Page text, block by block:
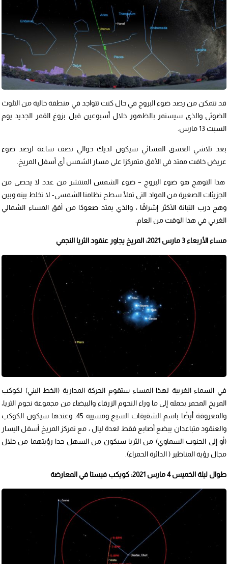
قد تتمكن من رصد ضوء البروج في حال كنت تتواجد في منطقة خالية من التلوث
الضوئي والذي سيستمر بالظهور خلال أسبوعين قبل بزوغ القمر الجديد يوم
السبت 13 مارس.
بعد تلاشي الغسق المسائي سيكون لديك حوالي نصف ساعة لرصد ضوء
عريض خافت ممتد في الأفق متمركزا على مسار الشمس أي أسفل المريخ.
هذا التوهج هو ضوء البروج – ضوء الشمس المنتشر من عدد لا يحصى من
الجزيئات الصغيرة من المواد التي تملأ سطح نظامنا الشمسي- لا تخلط بينه وبين
وهج درب التبانة الأكثر إشراقًا ، والذي يمتد صعودًا من أفق المساء الشمالي
الغربي في هذا الوقت من العام.
مساء الأربعاء 3 مارس 2021: المريخ يجاور عنقود الثريا النجمي
في السماء الغربية لهذا المساء ستقوم الحركة المدارية (الخط البني) لكوكب
المريخ المحمر بحمله إلى ما وراء النجوم الزرقاء والبيضاء من مجموعة نجوم الثريا،
والمعروفة أيضًا باسم الشقيقات السبع ومسييه 45. وعندها سيكون الكوكب
والعنقود متباعدان ببضع أصابع فقط لعدة ليال ، مع تمركز المريخ أسفل اليسار
(أو إلى الجنوب السماوي) من الثريا سيكون من السهل جدا رؤيتهما من خلال
مجال رؤية المناظير ( الدائرة الحمراء).
طوال ليلة الخميس 4 مارس 2021: كويكب فيستا في المعارضة